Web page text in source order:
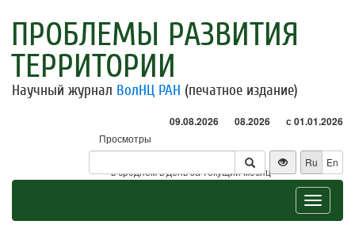
ПРОБЛЕМЫ РАЗВИТИЯ
ТЕРРИТОРИИ
Научный журнал ВолНЦ РАН (печатное издание)
09.08.2026 08.2026 с 01.01.2026
Просмотры
Посетители
* - в среднем в день за текущий месяц
Ru En
Toggle